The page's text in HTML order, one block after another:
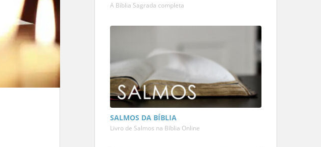
A Bíblia Sagrada completa
SALMOS DA BÍBLIA
Livro de Salmos na Bíblia Online